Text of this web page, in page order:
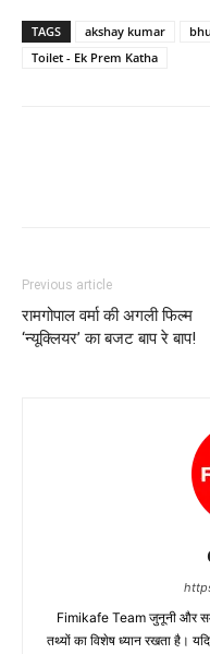
TAGS akshay kumar
Toilet - Ek Prem Katha
Previous article
रामगोपाल वर्मा की अगली फिल्‍म
‘न्यूक्लियर’ का बजट बाप रे बाप!
Fimikafe Team जुनूनी और
तथ्‍यों का विशेष ध्‍यान रखता है।